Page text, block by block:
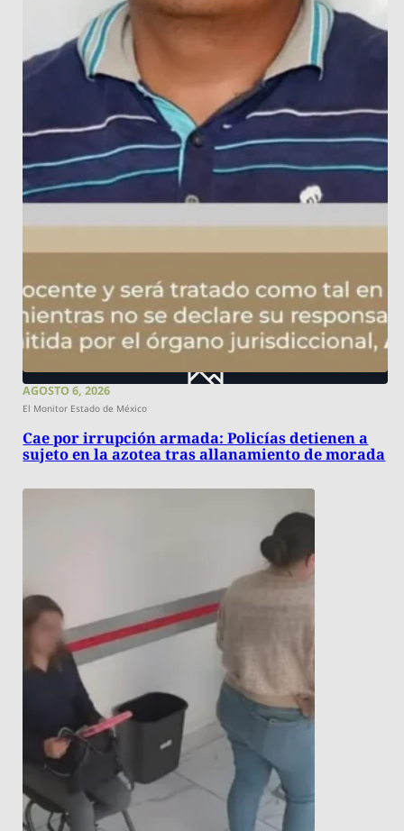
AGOSTO 6, 2026
El Monitor Estado de México
Cae por irrupción armada: Policías detienen a
sujeto en la azotea tras allanamiento de morada